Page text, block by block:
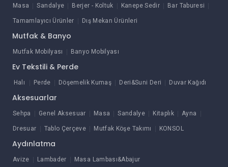
Masa Sandalye Berjer - Koltuk Kanepe Sedir Bar Taburesi
Tamamlayıcı Ürünler Dış Mekan Ürünleri
Mutfak & Banyo
Mutfak Mobilyası Banyo Mobilyası
Ev Tekstili & Perde
Halı Perde Döşemelik Kumaş Deri&Suni Deri Duvar Kağıdı
Aksesuarlar
Sehpa Genel Aksesuar Masa Sandalye Kitaplık Ayna
Dresuar Tablo Çerçeve Mutfak Köşe Takımı KONSOL
Aydınlatma
Avize Lambader Masa Lambası&Abajur